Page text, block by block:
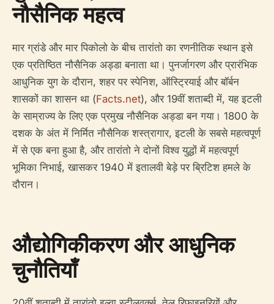
नौसैनिक महत्व
मार ग्रांडे और मार पिकोलो के बीच तारांतो का रणनीतिक स्थान इसे
एक प्रतिष्ठित नौसैनिक अड्डा बनाता था। पुनर्जागरण और प्रारंभिक
आधुनिक युग के दौरान, शहर पर स्पेनिश, ऑस्ट्रियाई और बॉर्बन
शासकों का शासन था (Facts.net), और 19वीं शताब्दी में, यह इटली
के साम्राज्य के लिए एक प्रमुख नौसैनिक अड्डा बन गया। 1800 के
दशक के अंत में निर्मित नौसैनिक शस्त्रागार, इटली के सबसे महत्वपूर्ण
में से एक बना हुआ है, और तारांतो ने दोनों विश्व युद्धों में महत्वपूर्ण
भूमिका निभाई, खासकर 1940 में इतालवी बेड़े पर ब्रिटिश हमले के
दौरान।
औद्योगिकीकरण और आधुनिक
चुनौतियाँ